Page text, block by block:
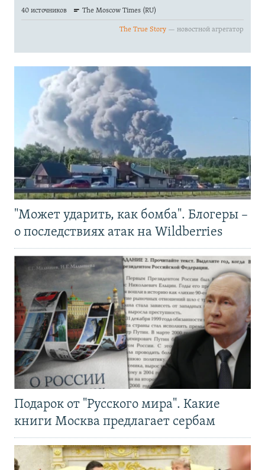
"Может ударить, как бомба". Блогеры –
о последствиях атак на Wildberries
Подарок от "Русского мира". Какие
книги Москва предлагает сербам